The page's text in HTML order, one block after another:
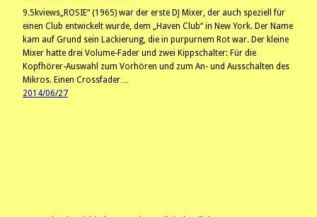
9.5kviews„ROSIE“ (1965) war der erste DJ Mixer, der auch speziell für
einen Club entwickelt wurde, dem „Haven Club“ in New York. Der Name
kam auf Grund sein Lackierung, die in purpurnem Rot war. Der kleine
Mixer hatte drei Volume-Fader und zwei Kippschalter: Für die
Kopfhörer-Auswahl zum Vorhören und zum An- und Ausschalten des
Mikros. Einen Crossfader…
2014/06/27